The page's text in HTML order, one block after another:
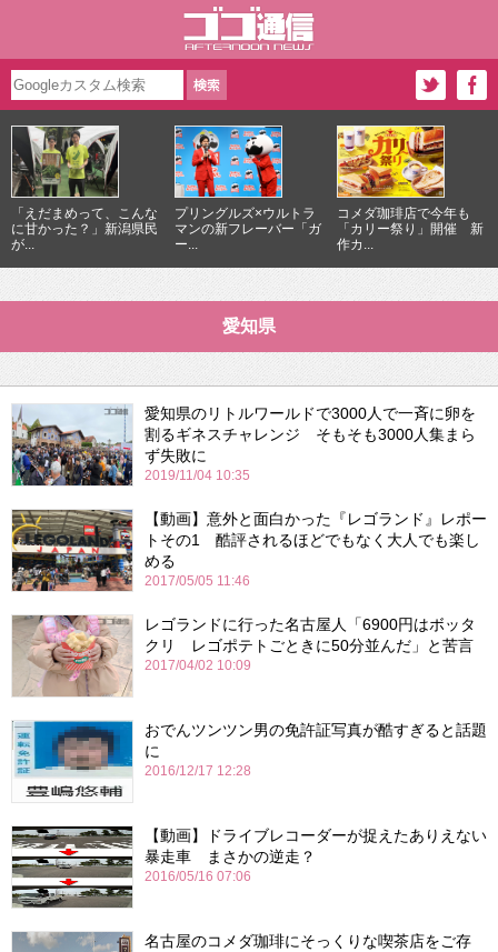
「えだまめって、こんな
に甘かった？」新潟県民
が...
プリングルズ×ウルトラ
マンの新フレーバー「ガ
ー...
コメダ珈琲店で今年も
「カリー祭り」開催 新
作カ...
愛知県
愛知県のリトルワールドで3000人で一斉に卵を
割るギネスチャレンジ そもそも3000人集まら
ず失敗に
2019/11/04 10:35
【動画】意外と面白かった『レゴランド』レポー
トその1 酷評されるほどでもなく大人でも楽し
める
2017/05/05 11:46
レゴランドに行った名古屋人「6900円はボッタ
クリ レゴポテトごときに50分並んだ」と苦言
2017/04/02 10:09
おでんツンツン男の免許証写真が酷すぎると話題
に
2016/12/17 12:28
【動画】ドライブレコーダーが捉えたありえない
暴走車 まさかの逆走？
2016/05/16 07:06
名古屋のコメダ珈琲にそっくりな喫茶店をご存